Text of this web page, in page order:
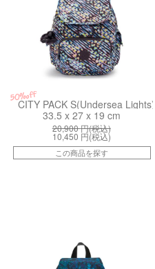
50%off
CITY PACK S(Undersea Lights)
33.5 x 27 x 19 cm
20,900円(税込)
10,450 円(税込)
この商品を探す